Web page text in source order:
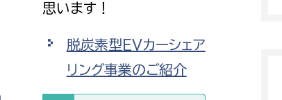
思います！
脱炭素型EVカーシェア
リング事業のご紹介